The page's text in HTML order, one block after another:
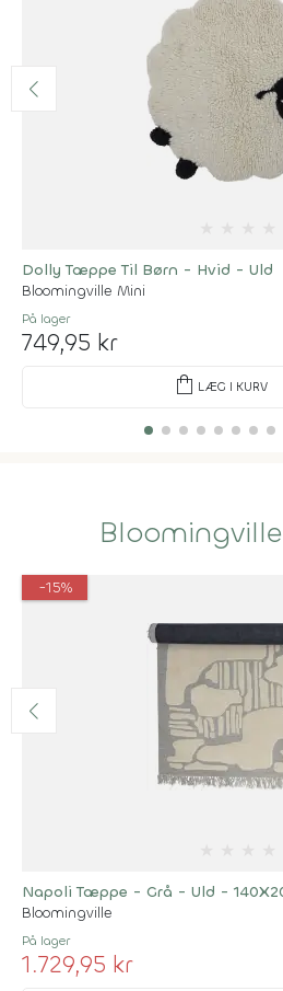
Dolly Tæppe Til Børn - Hvid - Uld
Bloomingville Mini
På lager
749,95 kr
shopping_bag LÆG I KURV
-15%
Napoli Tæppe - Grå - Uld -
Bloomingville
På lager
1.729,95 kr